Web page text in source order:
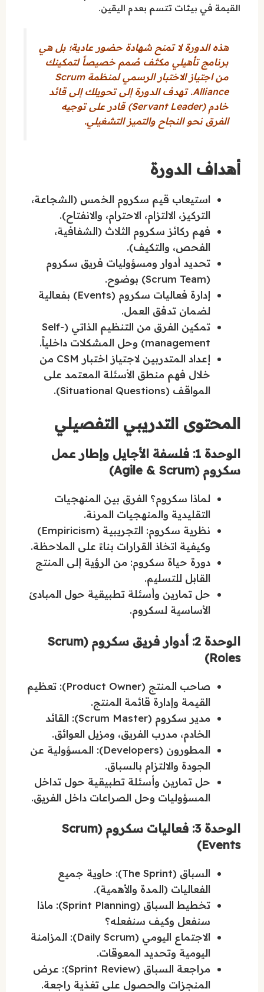
القيمة في بيئات تتسم بعدم اليقين.
هذه الدورة لا تمنح شهادة حضور عادية؛ بل هي
برنامج تأهيلي مكثف صُمم خصيصاً لتمكينك
من اجتياز الاختبار الرسمي لمنظمة Scrum
Alliance. تهدف الدورة إلى تحويلك إلى قائد
خادم (Servant Leader) قادر على توجيه
الفرق نحو النجاح والتميز التشغيلي.
أهداف الدورة
استيعاب قيم سكروم الخمس (الشجاعة،
التركيز، الالتزام، الاحترام، والانفتاح).
فهم ركائز سكروم الثلاث (الشفافية،
الفحص، والتكيف).
تحديد أدوار ومسؤوليات فريق سكروم
(Scrum Team) بوضوح.
إدارة فعاليات سكروم (Events) بفعالية
لضمان تدفق العمل.
تمكين الفرق من التنظيم الذاتي (Self-
management) وحل المشكلات داخلياً.
إعداد المتدربين لاجتياز اختبار CSM من
خلال فهم منطق الأسئلة المعتمد على
المواقف (Situational Questions).
المحتوى التدريبي التفصيلي
الوحدة 1: فلسفة الأجايل وإطار عمل
سكروم (Agile & Scrum)
لماذا سكروم؟ الفرق بين المنهجيات
التقليدية والمنهجيات المرنة.
نظرية سكروم: التجريبية (Empiricism)
وكيفية اتخاذ القرارات بناءً على الملاحظة.
دورة حياة سكروم: من الرؤية إلى المنتج
القابل للتسليم.
حل تمارين وأسئلة تطبيقية حول المبادئ
الأساسية لسكروم.
الوحدة 2: أدوار فريق سكروم (Scrum
Roles)
صاحب المنتج (Product Owner): تعظيم
القيمة وإدارة قائمة المنتج.
مدير سكروم (Scrum Master): القائد
الخادم، مدرب الفريق، ومزيل العوائق.
المطورون (Developers): المسؤولية عن
الجودة والالتزام بالسباق.
حل تمارين وأسئلة تطبيقية حول تداخل
المسؤوليات وحل الصراعات داخل الفريق.
الوحدة 3: فعاليات سكروم (Scrum
Events)
السباق (The Sprint): حاوية جميع
الفعاليات (المدة والأهمية).
تخطيط السباق (Sprint Planning): ماذا
سنفعل وكيف سنفعله؟
الاجتماع اليومي (Daily Scrum): المزامنة
اليومية وتحديد المعوقات.
مراجعة السباق (Sprint Review): عرض
المنجزات والحصول على تغذية راجعة.